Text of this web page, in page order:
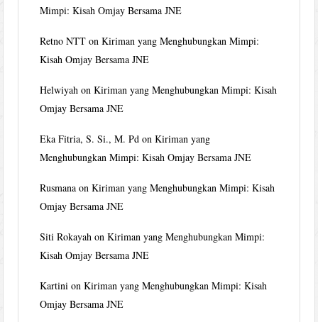
Mimpi: Kisah Omjay Bersama JNE
Retno NTT onKiriman yang Menghubungkan Mimpi:
Kisah Omjay Bersama JNE
Helwiyah onKiriman yang Menghubungkan Mimpi: Kisah
Omjay Bersama JNE
Eka Fitria, S. Si., M. Pd onKiriman yang
Menghubungkan Mimpi: Kisah Omjay Bersama JNE
Rusmana onKiriman yang Menghubungkan Mimpi: Kisah
Omjay Bersama JNE
Siti Rokayah onKiriman yang Menghubungkan Mimpi:
Kisah Omjay Bersama JNE
Kartini onKiriman yang Menghubungkan Mimpi: Kisah
Omjay Bersama JNE